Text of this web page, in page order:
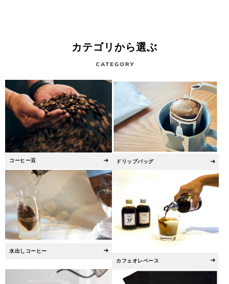
カテゴリから選ぶ
コーヒー豆 ドリップバッグ
水出しコーヒー
カフェオレベース